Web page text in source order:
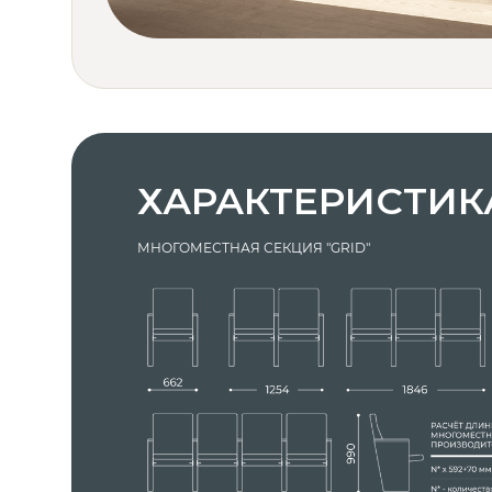
МНОГОМЕСТНАЯ СЕКЦИЯ "GRID"